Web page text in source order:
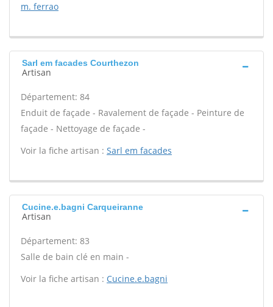
m. ferrao
Sarl em facades Courthezon
Artisan
Département: 84
Enduit de façade - Ravalement de façade - Peinture de
façade - Nettoyage de façade -
Voir la fiche artisan : Sarl em facades
Cucine.e.bagni Carqueiranne
Artisan
Département: 83
Salle de bain clé en main -
Voir la fiche artisan : Cucine.e.bagni